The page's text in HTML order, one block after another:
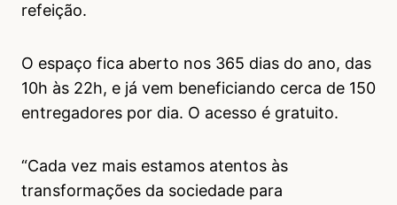
refeição.
O espaço fica aberto nos 365 dias do ano, das
10h às 22h, e já vem beneficiando cerca de 150
entregadores por dia. O acesso é gratuito.
“Cada vez mais estamos atentos às
transformações da sociedade para